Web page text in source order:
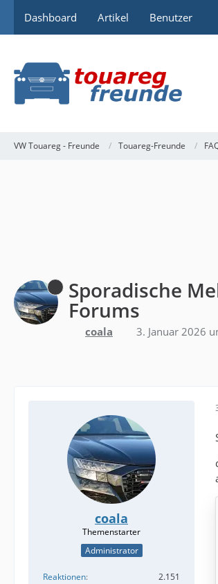
Dashboard Artikel Benutzer
VW Touareg - Freunde Touareg-Freunde
Sporadische
Forums
coala 3. Januar 2026
coala
Administrator
Reaktionen
2.151